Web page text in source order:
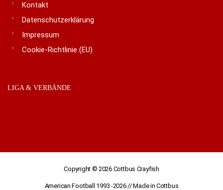
Kontakt
Datenschutzerklärung
Impressum
Cookie-Richtlinie (EU)
LIGA & VERBÄNDE
Copyright © 2026 Cottbus Crayfish
American Football 1993 -2026 // Made in Cottbus